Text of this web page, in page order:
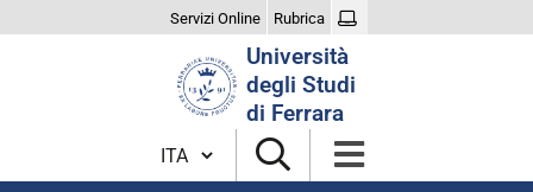
Servizi Online Rubrica
Università
degli Studi
di Ferrara
Cambia lingua